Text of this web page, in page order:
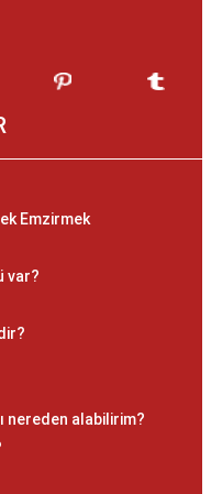
Emzirmek
var?
nereden alabilirim?